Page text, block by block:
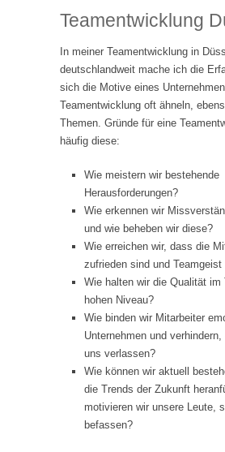
Teamentwicklung
In meiner Teamentwicklung in
deutschlandweit mache ich die
sich die Motive eines
Teamentwicklung oft ähneln,
Themen. Gründe für eine
häufig diese:
Wie meistern wir bestehende
Herausforderungen?
Wie erkennen wir
und wie beheben wir diese?
Wie erreichen wir, dass die
zufrieden sind und
Wie halten wir die Qualität im
hohen Niveau?
Wie binden wir Mitarbeiter
Unternehmen und
uns verlassen?
Wie können wir aktuell
die Trends der Zukunft
motivieren wir unsere Leute,
befassen?